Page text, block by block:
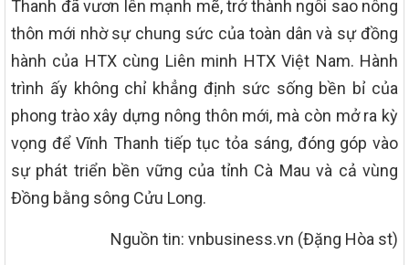
Thanh đã vươn lên mạnh mẽ, trở thành ngôi sao nông
thôn mới nhờ sự chung sức của toàn dân và sự đồng
hành của HTX cùng Liên minh HTX Việt Nam. Hành
trình ấy không chỉ khẳng định sức sống bền bỉ của
phong trào xây dựng nông thôn mới, mà còn mở ra kỳ
vọng để Vĩnh Thanh tiếp tục tỏa sáng, đóng góp vào
sự phát triển bền vững của tỉnh Cà Mau và cả vùng
Đồng bằng sông Cửu Long.
Nguồn tin: vnbusiness.vn (Đặng Hòa st)